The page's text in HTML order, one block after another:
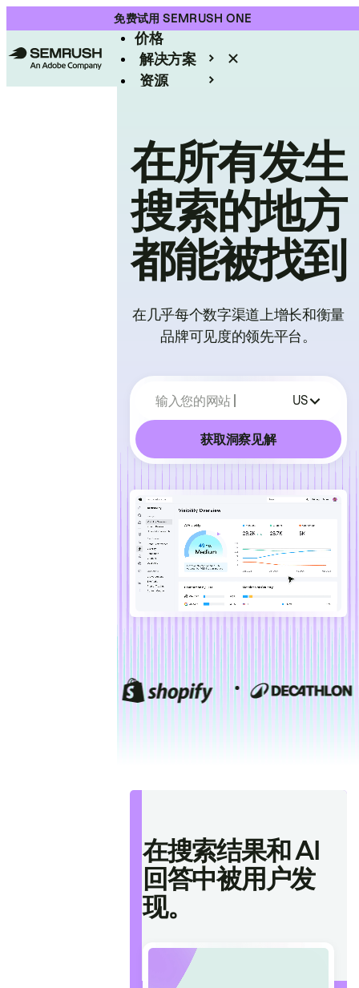
免费试用 SEMRUSH ONE
产品
价格
解决方案
资源
在所有发生
搜索的地方
都能被找到
在几乎每个数字渠道上增长和衡量
品牌可见度的领先平台。
输入您的网站 US
获取洞察见解
在搜索结果和 AI
回答中被用户发
现。